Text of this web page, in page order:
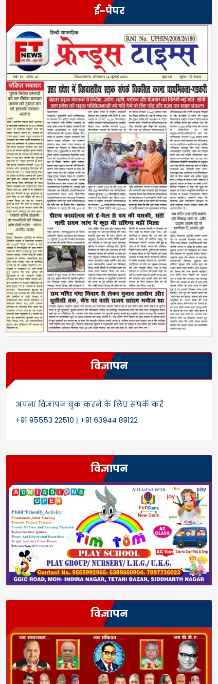
ई-पेपर
विज्ञापन
अपना विज्ञापन बुक करने के लिए संपर्क करें
+91 95553 22510 | +91 63944 89122
विज्ञापन
विज्ञापन